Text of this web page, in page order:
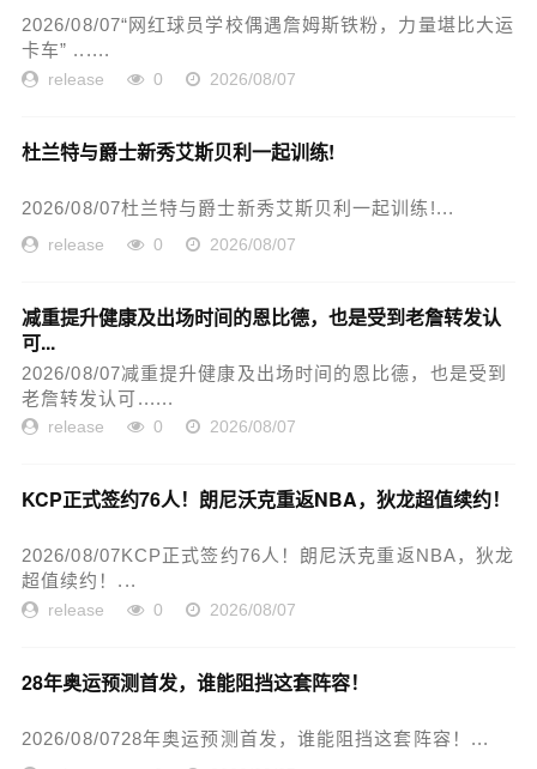
2026/08/07“网红球员学校偶遇詹姆斯铁粉，力量堪比大运
卡车” ......
release 0 2026/08/07
杜兰特与爵士新秀艾斯贝利一起训练!
2026/08/07杜兰特与爵士新秀艾斯贝利一起训练!...
release 0 2026/08/07
减重提升健康及出场时间的恩比德，也是受到老詹转发认
可...
2026/08/07减重提升健康及出场时间的恩比德，也是受到
老詹转发认可......
release 0 2026/08/07
KCP正式签约76人！朗尼沃克重返NBA，狄龙超值续约！
2026/08/07KCP正式签约76人！朗尼沃克重返NBA，狄龙
超值续约！...
release 0 2026/08/07
28年奥运预测首发，谁能阻挡这套阵容！
2026/08/0728年奥运预测首发，谁能阻挡这套阵容！...